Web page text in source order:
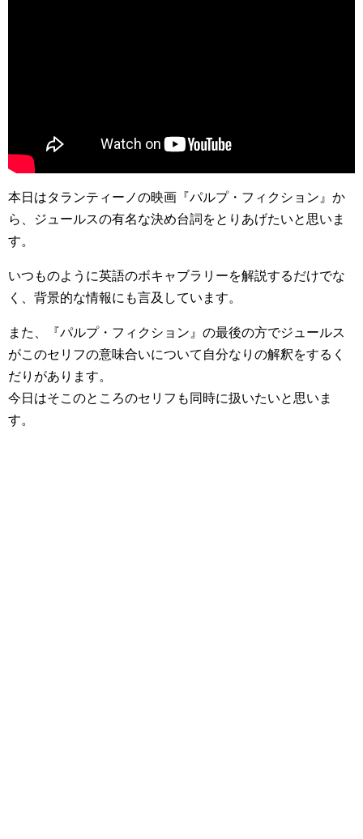
本日はタランティーノの映画『パルプ・フィクション』か
ら、ジュールスの有名な決め台詞をとりあげたいと思いま
す。
いつものように英語のボキャブラリーを解説するだけでな
く、背景的な情報にも言及しています。
また、『パルプ・フィクション』の最後の方でジュールス
がこのセリフの意味合いについて自分なりの解釈をするく
だりがあります。
今日はそこのところのセリフも同時に扱いたいと思いま
す。